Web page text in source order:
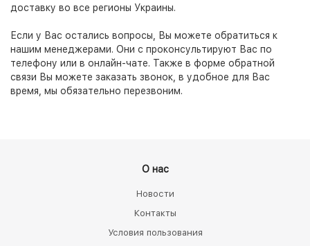
доставку во все регионы Украины.
Если у Вас остались вопросы, Вы можете обратиться к
нашим менеджерами. Они с проконсультируют Вас по
телефону или в онлайн-чате. Также в форме обратной
связи Вы можете заказать звонок, в удобное для Вас
время, мы обязательно перезвоним.
О нас
Новости
Контакты
Условия пользования